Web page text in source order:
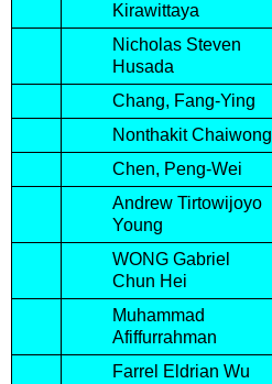
Kirawittaya
Nicholas Steven
Husada
Chang, Fang-Ying
Nonthakit Chaiwong
Chen, Peng-Wei
Andrew Tirtowijoyo
Young
WONG Gabriel
Chun Hei
Muhammad
Afiffurrahman
Farrel Eldrian Wu